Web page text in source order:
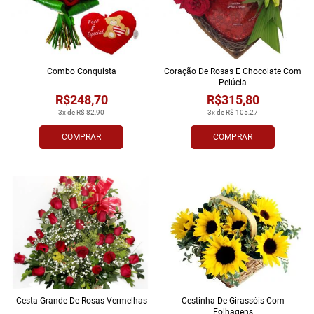
COMPRAR
3x de R$ 82,90
R$248,70
Combo Conquista
COMPRAR
3x de R$ 105,27
R$315,80
Coração De Rosas E Chocolate Com
Pelúcia
Cesta Grande De Rosas Vermelhas
Cestinha De Girassóis Com